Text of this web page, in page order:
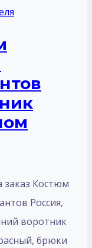
Костюм
Россия,
воротник
брюки